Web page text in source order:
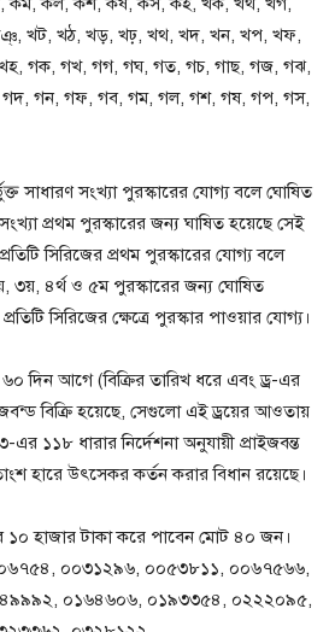
খট, খঠ, খড়, খঢ়, খথ, খদ, খন, খপ, খফ,
গক, গখ, গগ, গঘ, গত, গচ, গাছ, গজ, গঝ,
গন, গফ, গব, গম, গল, গশ, গষ, গপ, গস,
সাধারণ সংখ্যা পুরস্কারের যোগ্য বলে ঘোষিত
প্রথম পুরস্কারের জন্য ঘাষিত হয়েছে সেই
সিরিজের প্রথম পুরস্কারের যােগ্য বলে
৩য়, ৪র্থ ও ৫ম পুরস্কারের জন্য ঘােষিত
সিরিজের ক্ষেত্রে পুরস্কার পাওয়ার যােগ্য।
৬০ দিন আগে (বিক্রির তারিখ ধরে এবং ড্র-এর
বিক্রি হয়েছে, সেগুলো এই ড্রয়ের আওতায়
ধারার নির্দেশনা অনুযায়ী প্রাইজবন্ত
হারে উৎসেকর কর্তন করার বিধান রয়েছে।
১০ হাজার টাকা করে পাবেন মোট ৪০ জন।
০০৩১২৯৬, ০০৫৩৮১১, ০০৬৭৫৬৬,
০১৬৪৬০৬, ০১৯৩৩৫৪, ০২২২০৯৫,